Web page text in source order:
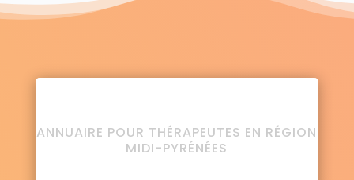
ANNUAIRE POUR THÉRAPEUTES EN RÉGION
MIDI-PYRÉNÉES